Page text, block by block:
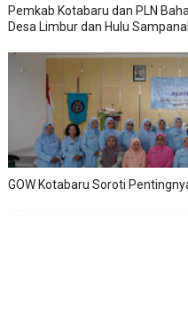
Pemkab Kotabaru dan PLN
Desa Limbur dan Hulu
GOW Kotabaru Soroti